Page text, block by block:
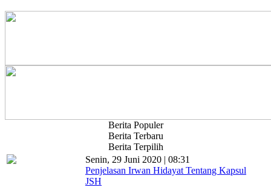
Berita Populer
Berita Terbaru
Berita Terpilih
Senin, 29 Juni 2020 | 08:31
Penjelasan Irwan Hidayat Tentang Kapsul
JSH